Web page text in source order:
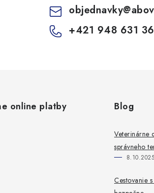
objednavky@
+421 948 631
online platby Blog
Veterinárne
správneho
8.10.2025
Cestovanie